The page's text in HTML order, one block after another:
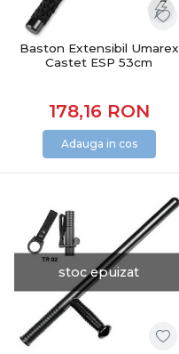
Baston Extensibil Umarex
Castet ESP 53cm
178,16 RON
Adauga in cos
stoc epuizat